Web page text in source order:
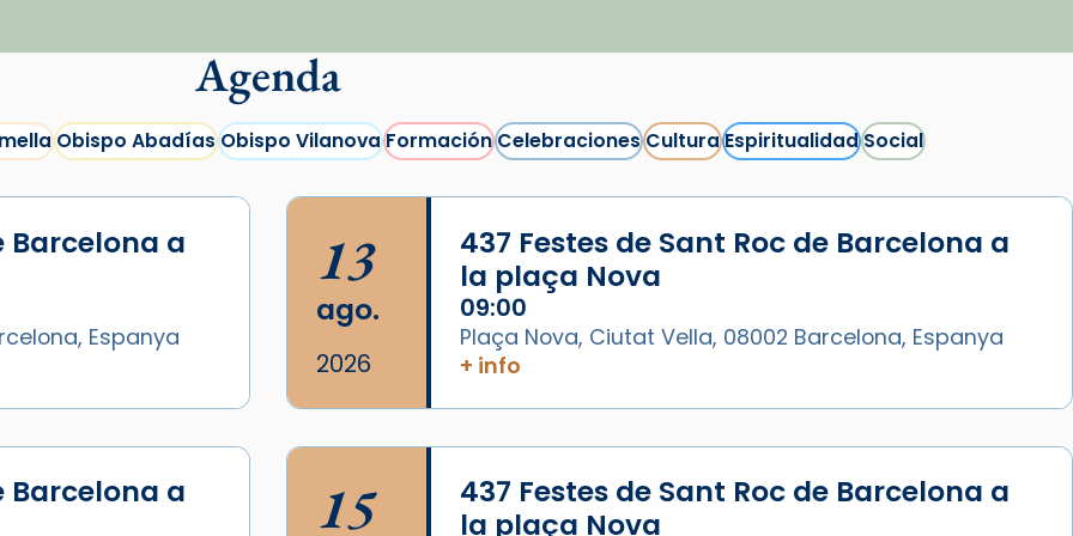
Cargar más...
Agenda
Obispo AbadíasObispo VilanovaFormaciónCelebracionesCulturaEspiritualidadSocial
Barcelona a
Espanya
13
ago.
2026
437 Festes de Sant Roc de Barcelona a
la plaça Nova
09:00
Plaça Nova, Ciutat Vella, 08002 Barcelona, Espanya
+ info
Barcelona a
15
437 Festes de Sant Roc de Barcelona a
la plaça Nova